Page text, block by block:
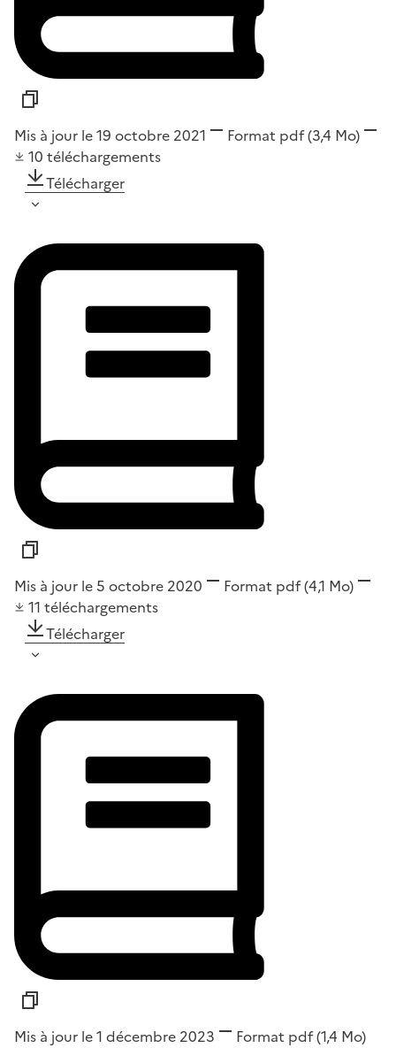
Mis à jour le 19 octobre 2021 Format pdf(3,4 Mo)
10 téléchargements
Télécharger
Mis à jour le 5 octobre 2020 Format pdf(4,1 Mo)
11 téléchargements
Télécharger
Mis à jour le 1 décembre 2023 Format pdf(1,4 Mo)